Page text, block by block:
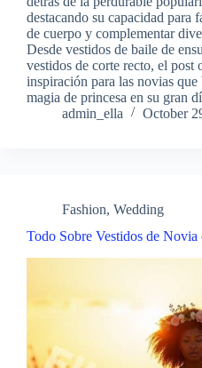
destacando su capacidad para
de cuerpo y complementar
Desde vestidos de baile de
vestidos de corte recto, el post
inspiración para las novias que
magia de princesa en su gran
admin_ella
October
Fashion, Wedding
Todo Sobre Vestidos de Novia